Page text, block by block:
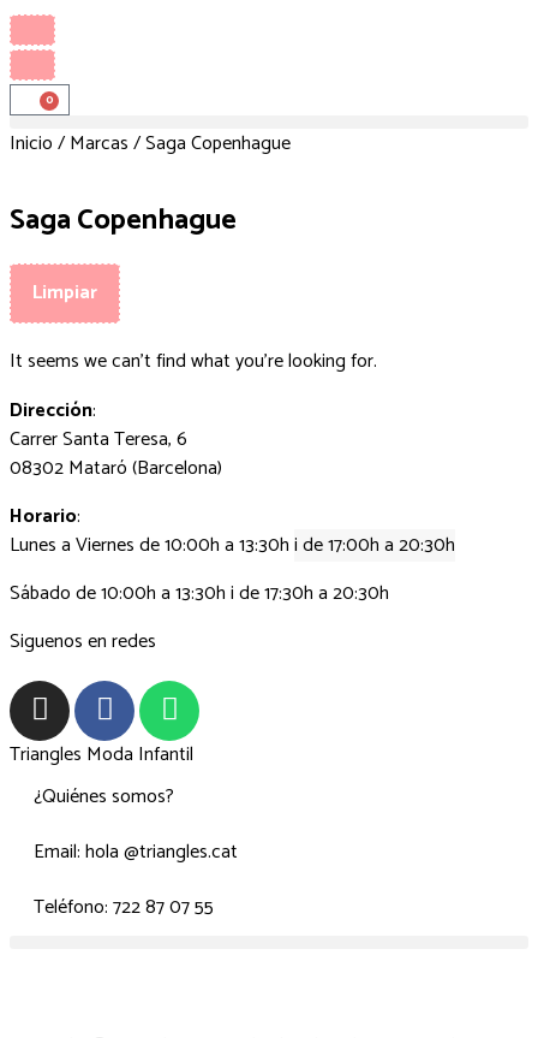
0
Inicio/Marcas/ Saga Copenhague
Saga Copenhague
Limpiar
It seems we can't find what you're looking for.
Dirección:
Carrer Santa Teresa, 6
08302 Mataró (Barcelona)
Horario:
Lunes a Viernes de 10:00h a 13:30hi de 17:00h a 20:30h
Sábado de 10:00h a 13:30h i de 17:30h a 20:30h
Siguenos en redes
Triangles Moda Infantil
¿Quiénes somos?
Email: hola @triangles.cat
Teléfono: 722 87 07 55